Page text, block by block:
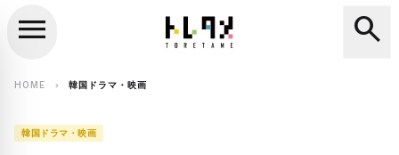
search
menu search
HOME chevron_right 韓国ドラマ・映画
韓国ドラマ・映画